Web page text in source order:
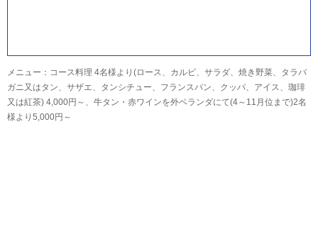
メニュー：コース料理 4名様より(ロース、カルビ、サラダ、焼き野菜、タラバ
ガニ又はタン、サザエ、タンシチュー、フランスパン、クッパ、アイス、珈琲
又は紅茶) 4,000円～、牛タン・赤ワインを外ベランダにて(4～11月位まで)2名
様より5,000円～